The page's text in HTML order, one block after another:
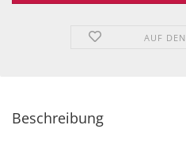
AUF
Beschreibung